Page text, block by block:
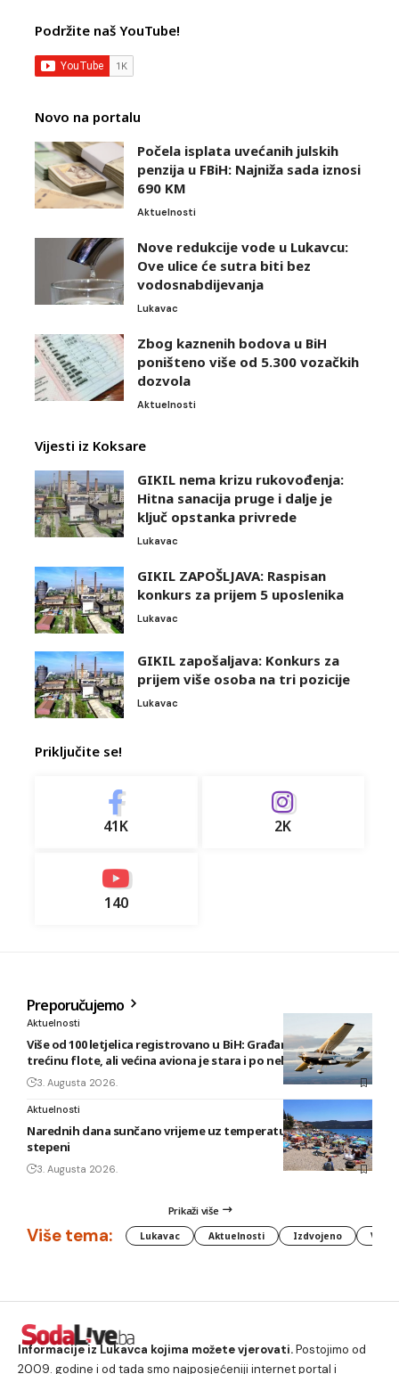
Podržite naš YouTube!
Novo na portalu
Počela isplata uvećanih julskih
penzija u FBiH: Najniža sada iznosi
690 KM
Aktuelnosti
Nove redukcije vode u Lukavcu:
Ove ulice će sutra biti bez
vodosnabdijevanja
Lukavac
Zbog kaznenih bodova u BiH
poništeno više od 5.300 vozačkih
dozvola
Aktuelnosti
Vijesti iz Koksare
GIKIL nema krizu rukovođenja:
Hitna sanacija pruge i dalje je
ključ opstanka privrede
Lukavac
GIKIL ZAPOŠLJAVA: Raspisan
konkurs za prijem 5 uposlenika
Lukavac
GIKIL zapošaljava: Konkurs za
prijem više osoba na tri pozicije
Lukavac
Priključite se!
41K 2K
140
Preporučujemo
Aktuelnosti
Više od 100 letjelica registrovano u BiH: Građani posjeduju
trećinu flote, ali većina aviona je stara i po nekoliko decenija
3. Augusta 2026.
Aktuelnosti
Narednih dana sunčano vrijeme uz temperature do 40
stepeni
3. Augusta 2026.
Prikaži više
Više tema: Lukavac Aktuelnosti Izdvojeno
Informacije iz Lukavca kojima možete vjerovati.Postojimo od
2009. godine i od tada smo najposjećeniji internet portal i